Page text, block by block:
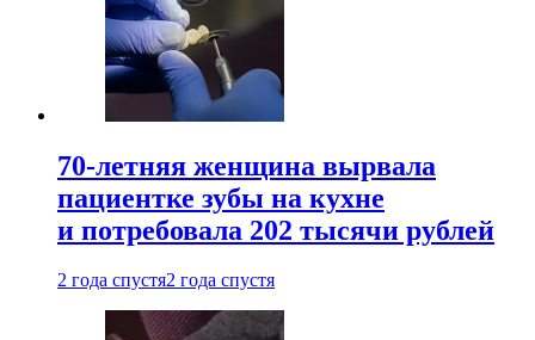
70-летняя женщина вырвала
пациентке зубы на кухне
и потребовала 202 тысячи рублей
2 года спустя2 года спустя